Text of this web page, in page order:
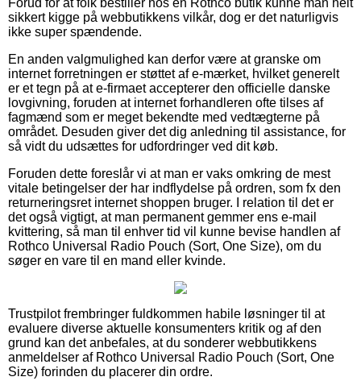
sikkert kigge på webbutikkens vilkår, dog er det naturligvis
ikke super spændende.
En anden valgmulighed kan derfor være at granske om
internet forretningen er støttet af e-mærket, hvilket generelt
er et tegn på at e-firmaet accepterer den officielle danske
lovgivning, foruden at internet forhandleren ofte tilses af
fagmænd som er meget bekendte med vedtægterne på
området. Desuden giver det dig anledning til assistance, for
så vidt du udsættes for udfordringer ved dit køb.
Foruden dette foreslår vi at man er vaks omkring de mest
vitale betingelser der har indflydelse på ordren, som fx den
returneringsret internet shoppen bruger. I relation til det er
det også vigtigt, at man permanent gemmer ens e-mail
kvittering, så man til enhver tid vil kunne bevise handlen af
Rothco Universal Radio Pouch (Sort, One Size), om du
søger en vare til en mand eller kvinde.
Trustpilot frembringer fuldkommen habile løsninger til at
evaluere diverse aktuelle konsumenters kritik og af den
grund kan det anbefales, at du sonderer webbutikkens
anmeldelser af Rothco Universal Radio Pouch (Sort, One
Size) forinden du placerer din ordre.